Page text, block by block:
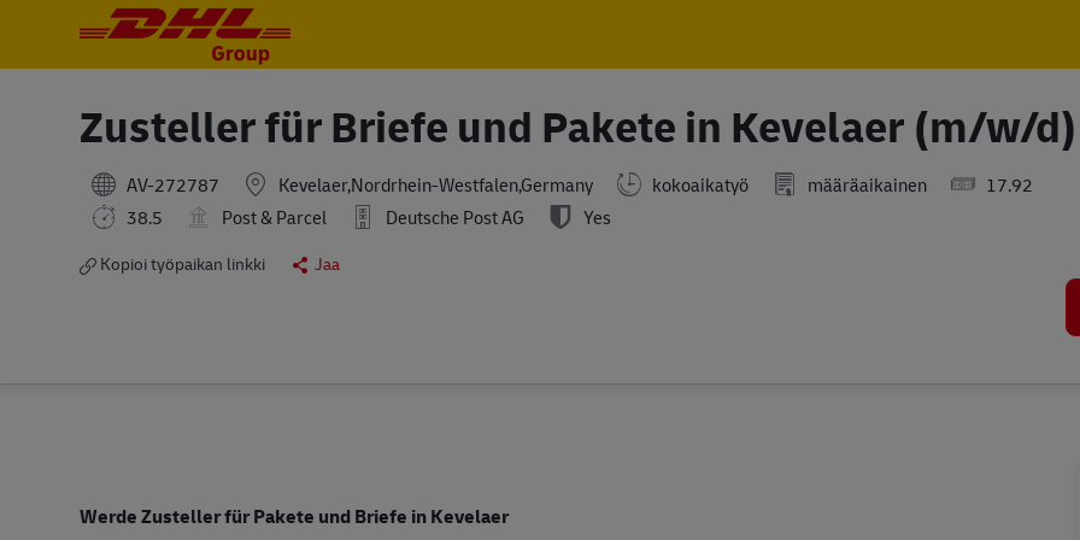
Zusteller für Briefe und Pakete in Kevelaer (m/w/d)
AV-272787 Kevelaer,Nordrhein-Westfalen,Germany kokoaikatyö määräaikainen
17.92
38.5
Post & Parcel Deutsche Post AG Yes
Kopioi työpaikan linkki
Jaa
WerdeZustellerfür Pakete und Briefe in Kevelaer